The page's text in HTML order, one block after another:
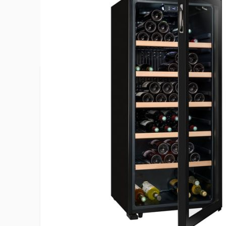
Plus d’information
Affichage de la température Oui
ST(+16 à
Classe d'efficacité énergétique G
C
Consommation d'énergie annuelle 158 kWh/an
Emission de bruit acoustique dans l'air 38 dB(A)